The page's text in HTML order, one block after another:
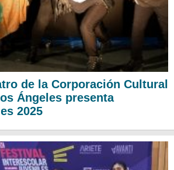
de la Corporación Cultural
Ángeles presenta
2025